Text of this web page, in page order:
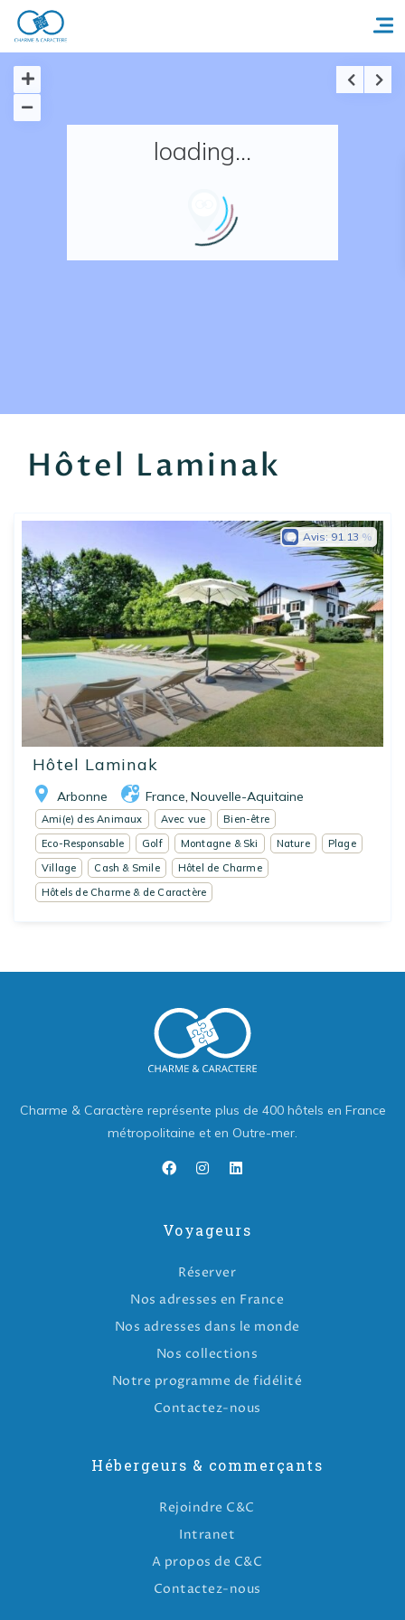
Accueil
Nos adresses en France
loading...
Hôtel Laminak
Hôtel Laminak
Arbonne France Nouvelle-Aquitaine
Avis: 91.13
Ami(e) des Animaux Avec vue
Bien-être
Eco-Responsable
Golf Montagne & Ski Nature
Plage
Village
Cash & Smile
Hôtel de Charme
Hôtels de Charme & de Caractère
Charme & Caractère représente plus de 400 hôtels en France
métropolitaine et en Outre-mer.
Voyageurs
Réserver
Nos adresses en France
Nos adresses dans le monde
Nos collections
Notre programme de fidélité
Contactez-nous
Hébergeurs & commerçants
Rejoindre C&C
Intranet
A propos de C&C
Contactez-nous